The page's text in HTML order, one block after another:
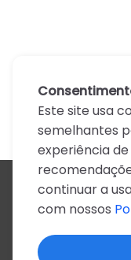
A
B C D
N
O P Q
Este site usa
semelhantes
experiência
continuar a
com nossos